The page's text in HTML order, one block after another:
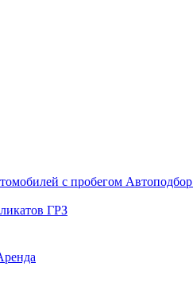
с пробегом
ГРЗ